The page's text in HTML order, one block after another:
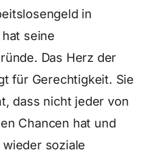
in
seine
Das Herz der
für Gerechtigkeit. Sie
dass nicht jeder von
Chancen hat und
soziale